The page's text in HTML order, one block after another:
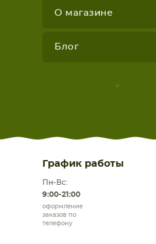
О магазине
Блог
График работы
Пн-Вс:
9:00-21:00
оформление
заказов по
телефону